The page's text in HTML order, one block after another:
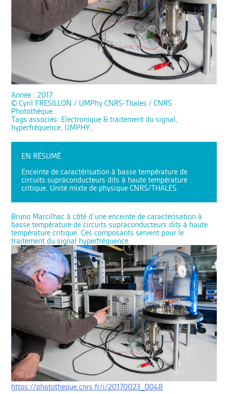
Année : 2017.
© Cyril FRESILLON / UMPhy CNRS-Thales / CNRS
Photothèque.
Tags associés: Electronique & traitement du signal,
hyperfréquence, UMPHY,
EN RÉSUMÉ
Enceinte de caractérisation à basse température de
circuits supraconducteurs dits à haute température
critique. Unité mixte de physique CNRS/THALES.
Bruno Marcilhac à côté d’une enceinte de caractérisation à
basse température de circuits supraconducteurs dits à haute
température critique. Ces composants servent pour le
traitement du signal hyperfréquence.
https://phototheque.cnrs.fr/i/20170023_0048